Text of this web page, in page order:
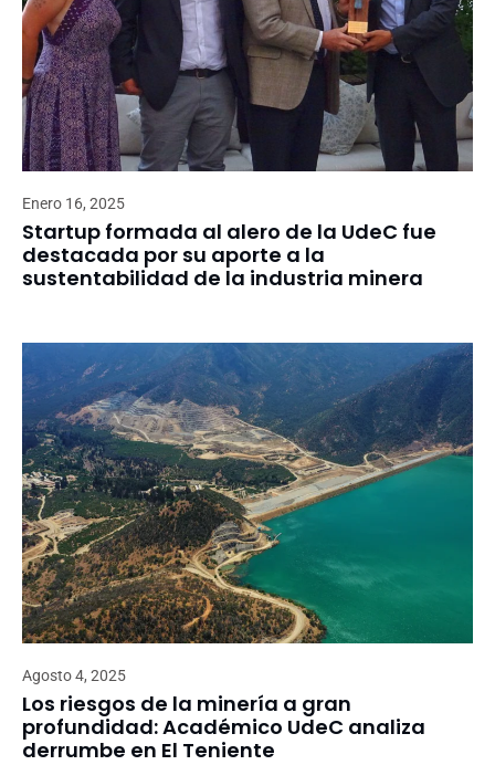
Enero 16, 2025
Startup formada al alero de la UdeC fue
destacada por su aporte a la
sustentabilidad de la industria minera
Agosto 4, 2025
Los riesgos de la minería a gran
profundidad: Académico UdeC analiza
derrumbe en El Teniente